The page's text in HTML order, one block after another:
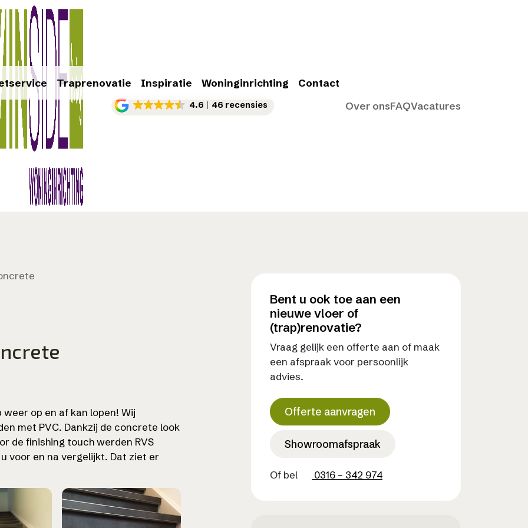
4.6 46 recensies
Traprenovatie Inspiratie Woninginrichting
Contact
Over onsFAQVacatures
op en af kan lopen! Wij
met PVC. Dankzij de concrete look
de finishing touch werden RVS
voor en na vergelijkt. Dat ziet er
Bent u ook toe aan een
nieuwe vloer of
(trap)renovatie?
Vraag gelijk een offerte aan of maak
een afspraak voor persoonlijk
advies.
Offerte aanvragen
Showroomafspraak
Of bel 0316 – 342 974